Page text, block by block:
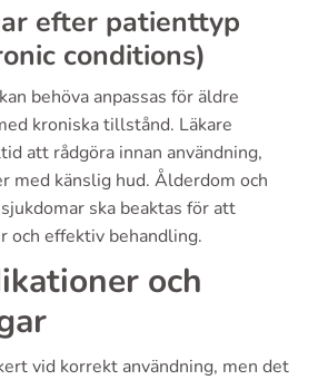
efter patienttyp
conditions)
behöva anpassas för äldre
kroniska tillstånd. Läkare
att rådgöra innan användning,
med känslig hud. Ålderdom och
ska beaktas för att
och effektiv behandling.
och
vid korrekt användning, men det